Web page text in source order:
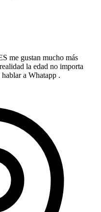
me gustan mucho más
la edad no importa
a Whatapp .